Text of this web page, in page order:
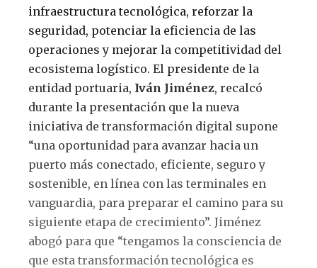
infraestructura tecnológica, reforzar la
seguridad, potenciar la eficiencia de las
operaciones y mejorar la competitividad del
ecosistema logístico. El presidente de la
entidad portuaria, Iván Jiménez, recalcó
durante la presentación que la nueva
iniciativa de transformación digital supone
“una oportunidad para avanzar hacia un
puerto más conectado, eficiente, seguro y
sostenible, en línea con las terminales en
vanguardia, para preparar el camino para su
siguiente etapa de crecimiento”. Jiménez
abogó para que “tengamos la consciencia de
que esta transformación tecnológica es